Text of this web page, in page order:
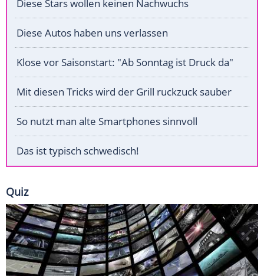
Diese Stars wollen keinen Nachwuchs
Diese Autos haben uns verlassen
Klose vor Saisonstart: "Ab Sonntag ist Druck da"
Mit diesen Tricks wird der Grill ruckzuck sauber
So nutzt man alte Smartphones sinnvoll
Das ist typisch schwedisch!
Quiz